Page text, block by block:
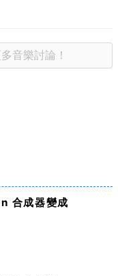
合成器變成